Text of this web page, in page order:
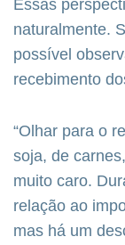
Essas
naturalmente.
possível
recebimento
“Olhar para o
soja, de
muito caro.
relação ao
mas há um